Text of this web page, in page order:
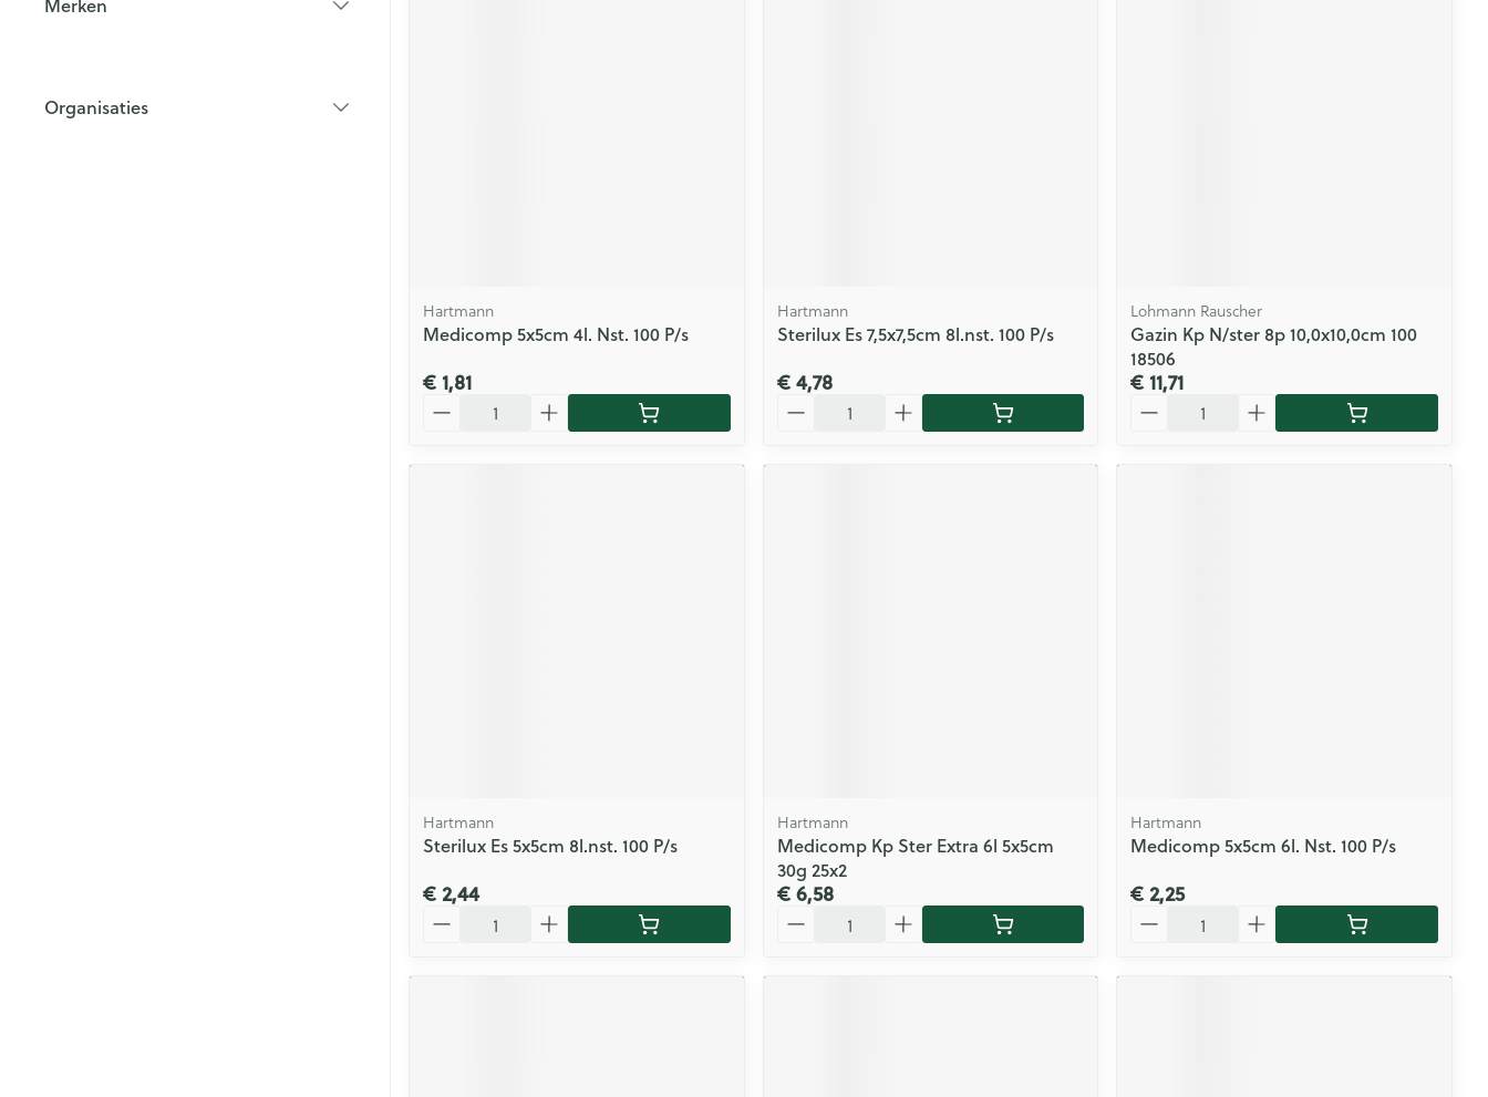
Organisaties
Hartmann
Medicomp 5x5cm 4l. Nst. 100 P/s
€ 1,81
Hartmann
Sterilux Es 7,5x7,5cm 8l.nst. 100 P/s
€ 4,78
Lohmann Rauscher
Gazin Kp N/ster 8p 10,0x10,0cm 100
18506
€ 11,71
Hartmann
Sterilux Es 5x5cm 8l.nst. 100 P/s
€ 2,44
Hartmann
Medicomp Kp Ster Extra 6l 5x5cm
30g 25x2
€ 6,58
Hartmann
Medicomp 5x5cm 6l. Nst. 100 P/s
€ 2,25